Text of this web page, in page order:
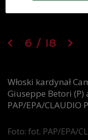
6 / 18
Włoski kardynał
Giuseppe Betori
PAP/EPA/CLAUDIO
Foto: fot. PAP/EPA/